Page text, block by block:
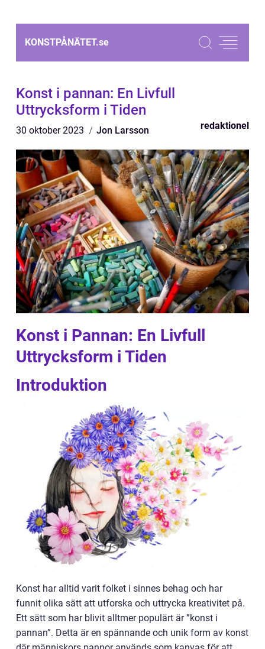
KONSTPÅNÄTET.se
Konst i pannan: En Livfull
Uttrycksform i Tiden
30 oktober 2023 Jon Larsson redaktionel
Konst i Pannan: En Livfull
Uttrycksform i Tiden
Introduktion
Konst har alltid varit folket i sinnes behag och har
funnit olika sätt att utforska och uttrycka kreativitet på.
Ett sätt som har blivit alltmer populärt är ”konst i
pannan”. Detta är en spännande och unik form av konst